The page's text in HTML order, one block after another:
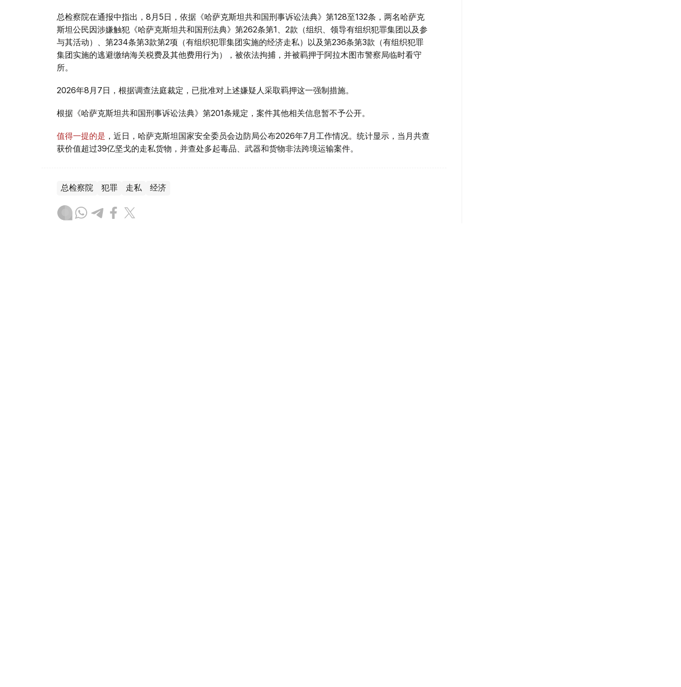
总检察院在通报中指出，8月5日，依据《哈萨克斯坦共和国刑事诉讼法典》第128至132条，两名哈萨克
斯坦公民因涉嫌触犯《哈萨克斯坦共和国刑法典》第262条第1、2款（组织、领导有组织犯罪集团以及参
与其活动）、第234条第3款第2项（有组织犯罪集团实施的经济走私）以及第236条第3款（有组织犯罪
集团实施的逃避缴纳海关税费及其他费用行为），被依法拘捕，并被羁押于阿拉木图市警察局临时看守
所。
2026年8月7日，根据调查法庭裁定，已批准对上述嫌疑人采取羁押这一强制措施。
根据《哈萨克斯坦共和国刑事诉讼法典》第201条规定，案件其他相关信息暂不予公开。
值得一提的是 ，近日，哈萨克斯坦国家安全委员会边防局公布2026年7月工作情况。统计显示，当月共查
获价值超过39亿坚戈的走私货物，并查处多起毒品、武器和货物非法跨境运输案件。
总检察院 犯罪 走私 经济